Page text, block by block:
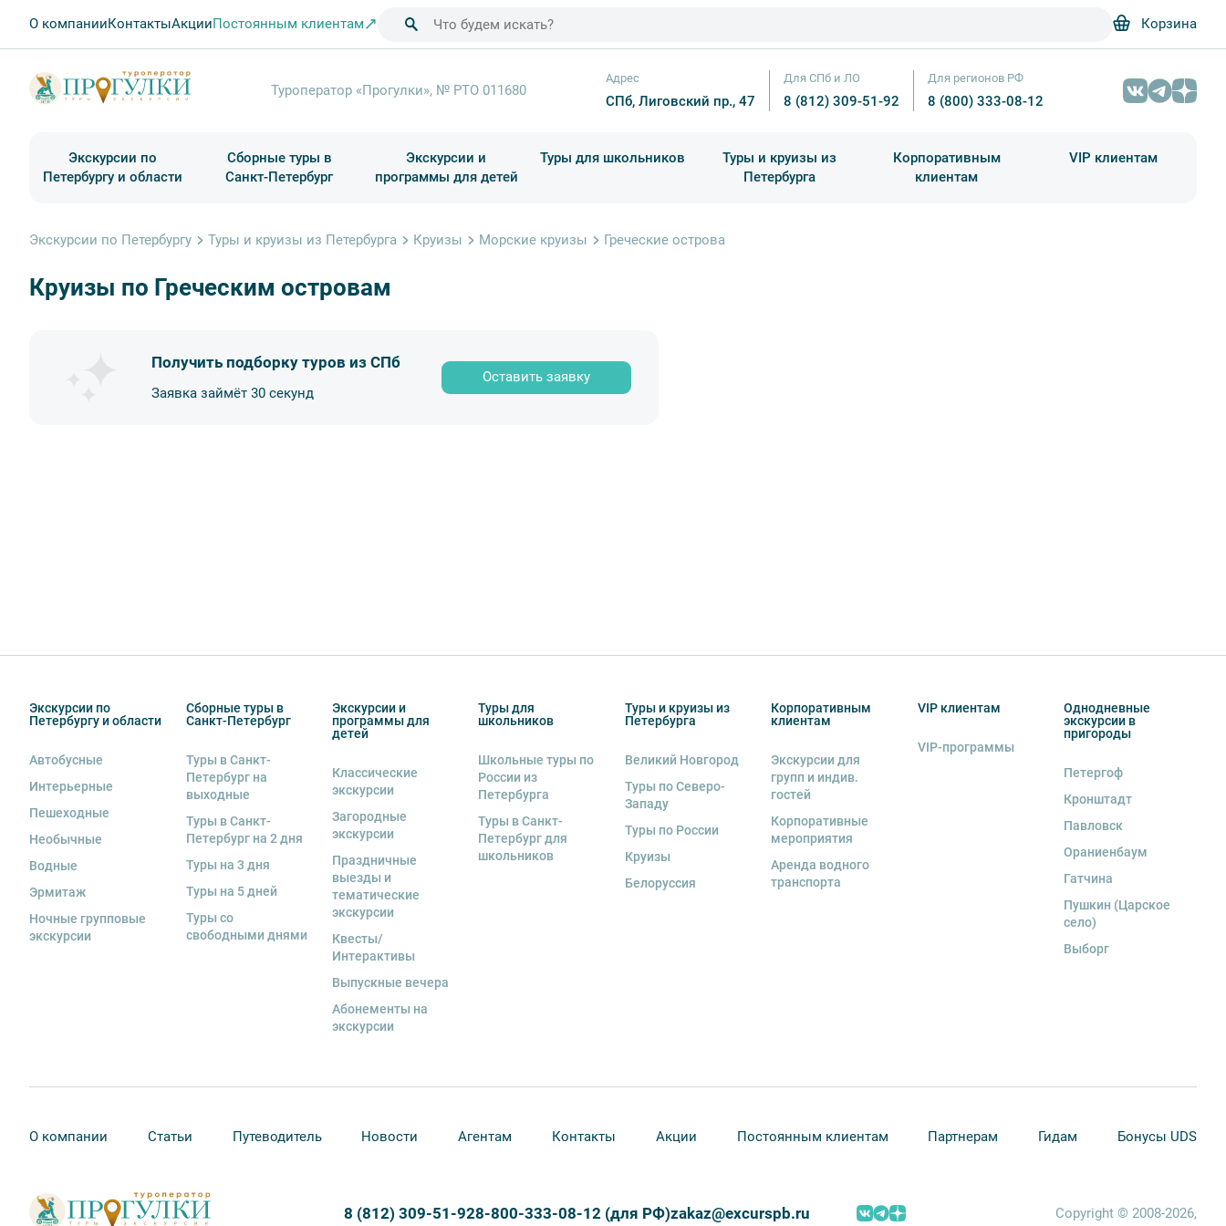
О компанииКонтактыАкцииПостоянным клиентам Корзина
Туроператор «Прогулки», № РТО 011680
Адрес
СПб, Лиговский пр., 47
Для СПб и ЛО
8 (812) 309-51-92
Для регионов РФ
8 (800) 333-08-12
Экскурсии по
Петербургу и области
Сборные туры в
Санкт-Петербург
Экскурсии и
программы для детей
Туры для школьников
Туры и круизы из
Петербурга
Корпоративным
клиентам
VIP клиентам
Экскурсии по Петербургу Туры и круизы из Петербурга Круизы Морские круизы Греческие острова
Круизы по Греческим островам
Получить подборку туров из СПб
Заявка займёт 30 секунд
Оставить заявку
Экскурсии по
Петербургу и области
Автобусные
Интерьерные
Пешеходные
Необычные
Водные
Эрмитаж
Ночные групповые
экскурсии
Сборные туры в
Санкт-Петербург
Туры в Санкт-
Петербург на
выходные
Туры в Санкт-
Петербург на 2 дня
Туры на 3 дня
Туры на 5 дней
Туры со
свободными днями
Экскурсии и
программы для
детей
Классические
экскурсии
Загородные
экскурсии
Праздничные
выезды и
тематические
экскурсии
Квесты/
Интерактивы
Выпускные вечера
Абонементы на
экскурсии
Туры для
школьников
Школьные туры по
России из
Петербурга
Туры в Санкт-
Петербург для
школьников
Туры и круизы из
Петербурга
Великий Новгород
Туры по Северо-
Западу
Туры по России
Круизы
Белоруссия
Корпоративным
клиентам
Экскурсии для
групп и индив.
гостей
Корпоративные
мероприятия
Аренда водного
транспорта
VIP клиентам
VIP-программы
Однодневные
экскурсии в
пригороды
Петергоф
Кронштадт
Павловск
Ораниенбаум
Гатчина
Пушкин (Царское
село)
Выборг
О компании Статьи Путеводитель Новости Агентам Контакты Акции Постоянным клиентам Партнерам Гидам Бонусы UDS
8 (812) 309-51-928-800-333-08-12 (для РФ)zakaz@excurspb.ru
Copyright © 2008-2026,